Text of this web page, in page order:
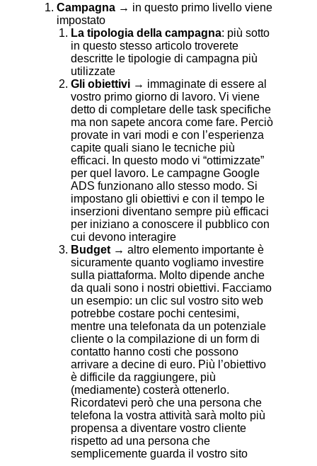
Campagna → in questo primo livello viene
impostato
La tipologia della campagna: più sotto
in questo stesso articolo troverete
descritte le tipologie di campagna più
utilizzate
Gli obiettivi → immaginate di essere al
vostro primo giorno di lavoro. Vi viene
detto di completare delle task specifiche
ma non sapete ancora come fare. Perciò
provate in vari modi e con l’esperienza
capite quali siano le tecniche più
efficaci. In questo modo vi “ottimizzate”
per quel lavoro. Le campagne Google
ADS funzionano allo stesso modo. Si
impostano gli obiettivi e con il tempo le
inserzioni diventano sempre più efficaci
per iniziano a conoscere il pubblico con
cui devono interagire
Budget → altro elemento importante è
sicuramente quanto vogliamo investire
sulla piattaforma. Molto dipende anche
da quali sono i nostri obiettivi. Facciamo
un esempio: un clic sul vostro sito web
potrebbe costare pochi centesimi,
mentre una telefonata da un potenziale
cliente o la compilazione di un form di
contatto hanno costi che possono
arrivare a decine di euro. Più l’obiettivo
è difficile da raggiungere, più
(mediamente) costerà ottenerlo.
Ricordatevi però che una persona che
telefona la vostra attività sarà molto più
propensa a diventare vostro cliente
rispetto ad una persona che
semplicemente guarda il vostro sito